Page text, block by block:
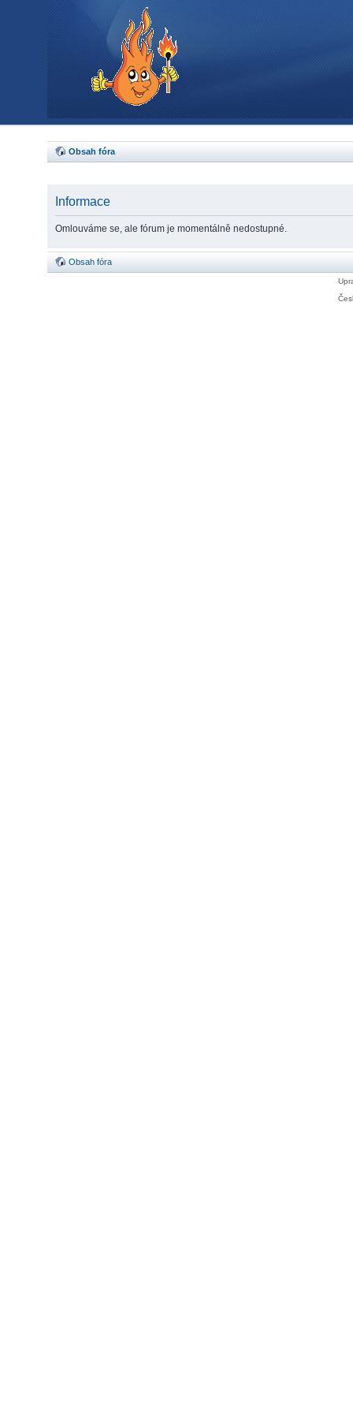
Obsah fóra
Informace
Omlouváme se, ale fórum je momentálně nedostupné.
Obsah fóra